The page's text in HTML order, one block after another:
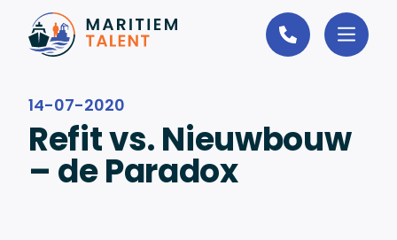
Ga naar de inhoud
14-07-2020
Refit vs. Nieuwbouw
– de Paradox